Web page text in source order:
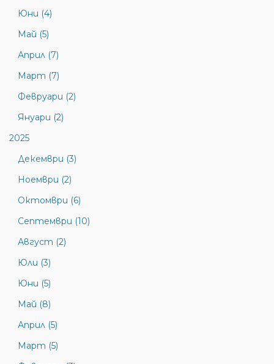
Юни (4)
Май (5)
Април (7)
Март (7)
Февруари (2)
Януари (2)
2025
Декември (3)
Ноември (2)
Октомври (6)
Септември (10)
Август (2)
Юли (3)
Юни (5)
Май (8)
Април (5)
Март (5)